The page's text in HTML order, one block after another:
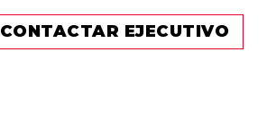
CONTACTAR EJECUTIVO